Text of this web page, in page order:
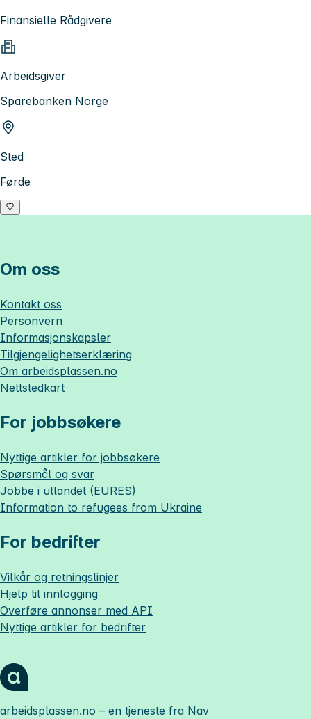
Finansielle Rådgivere
Arbeidsgiver
Sparebanken Norge
Sted
Førde
Om oss
Kontakt oss
Personvern
Informasjonskapsler
Tilgjengelighetserklæring
Om arbeidsplassen.no
Nettstedkart
For jobbsøkere
Nyttige artikler for jobbsøkere
Spørsmål og svar
Jobbe i utlandet (EURES)
Information to refugees from Ukraine
For bedrifter
Vilkår og retningslinjer
Hjelp til innlogging
Overføre annonser med API
Nyttige artikler for bedrifter
arbeidsplassen.no – en tjeneste fra Nav